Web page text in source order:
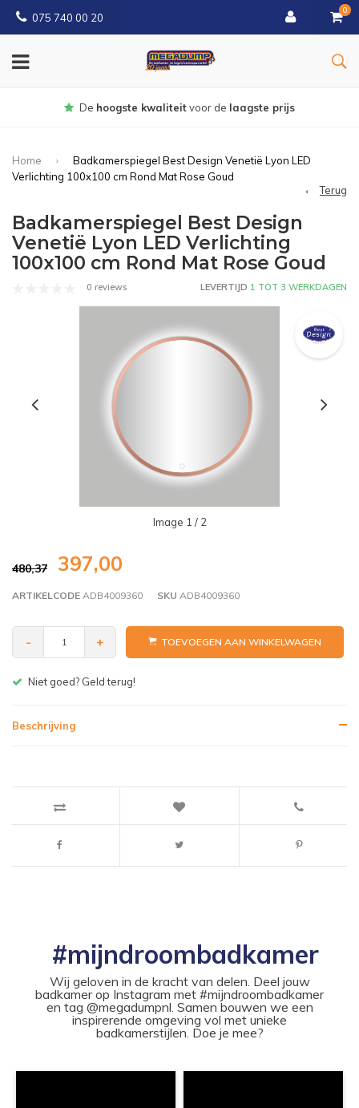
075 740 00 20
0
Gratisbezorgd vanaf € 150
Home
Badkamerspiegel Best Design Venetië Lyon LED
Verlichting 100x100 cm Rond Mat Rose Goud
Terug
Badkamerspiegel Best Design
Venetië Lyon LED Verlichting
100x100 cm Rond Mat Rose Goud
0 reviews LEVERTIJD 1 TOT 3 WERKDAGEN
Image 1 / 2
480,37 397,00
ARTIKELCODE ADB4009360 SKU ADB4009360
- + TOEVOEGEN AAN WINKELWAGEN
Gratis bezorgen v.a. € 150,- (NL)
Beschrijving
#mijndroombadkamer
Wij geloven in de kracht van delen. Deel jouw
badkamer op Instagram met #mijndroombadkamer
en tag @megadumpnl. Samen bouwen we een
inspirerende omgeving vol met unieke
badkamerstijlen. Doe je mee?